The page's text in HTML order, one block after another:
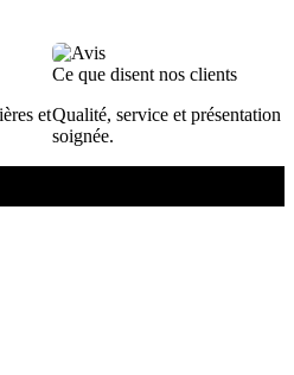
et
Ce que disent nos clients
Qualité, service et présentation
soignée.